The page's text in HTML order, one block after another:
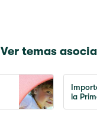
Ver temas
la